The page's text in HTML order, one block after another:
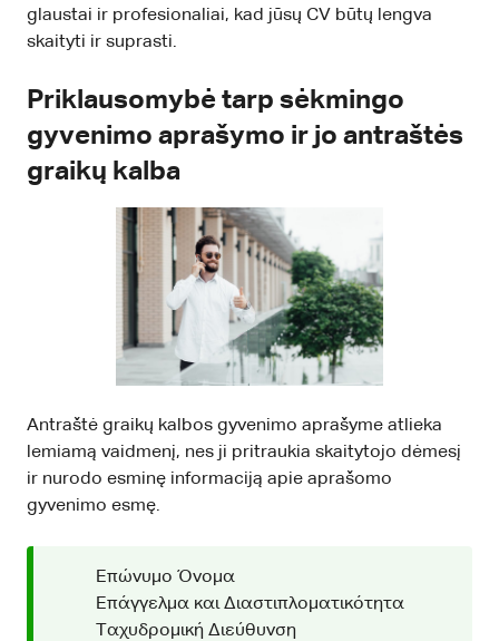
glaustai ir profesionaliai, kad jūsų CV būtų lengva
skaityti ir suprasti.
Priklausomybė tarp sėkmingo
gyvenimo aprašymo ir jo antraštės
graikų kalba
Antraštė graikų kalbos gyvenimo aprašyme atlieka
lemiamą vaidmenį, nes ji pritraukia skaitytojo dėmesį
ir nurodo esminę informaciją apie aprašomo
gyvenimo esmę.
Επώνυμο Όνομα
Επάγγελμα και Διαστιπλοματικότητα
Ταχυδρομική Διεύθυνση